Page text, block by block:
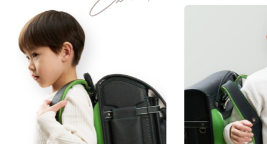
身につけるたびに元気をもらえる、
MATERIAL
05
上質な
素材
06
manyukaban - 01
色あせない個性に応える、
カラーとデザイン